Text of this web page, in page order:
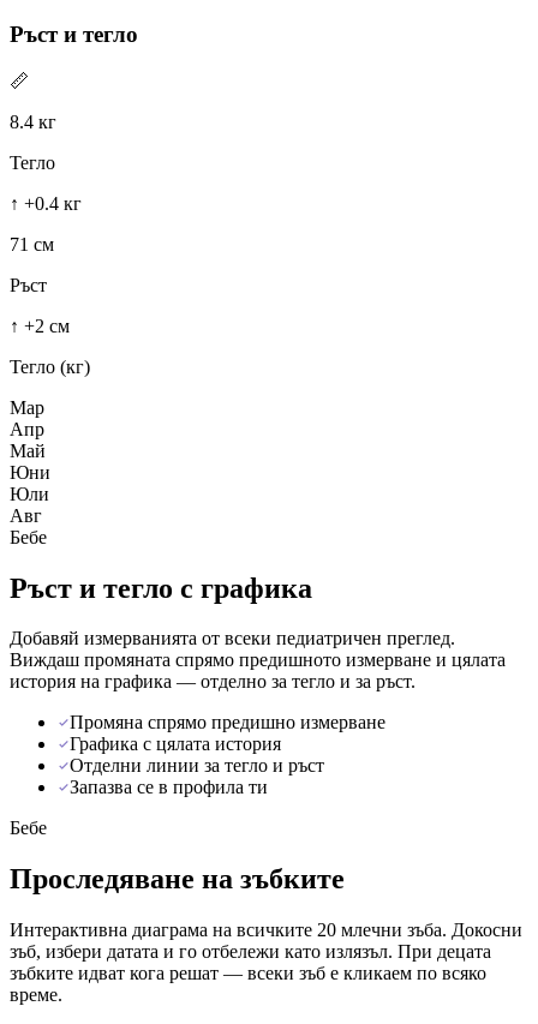
Ръст и тегло
📏
8.4 кг
Тегло
↑ +0.4 кг
71 см
Ръст
↑ +2 см
Тегло (кг)
Мар
Апр
Май
Юни
Юли
Авг
Бебе
Ръст и тегло с графика
Добавяй измерванията от всеки педиатричен преглед.
Виждаш промяната спрямо предишното измерване и цялата
история на графика — отделно за тегло и за ръст.
Промяна спрямо предишно измерване
Графика с цялата история
Отделни линии за тегло и ръст
Запазва се в профила ти
Бебе
Проследяване на зъбките
Интерактивна диаграма на всичките 20 млечни зъба. Докосни
зъб, избери датата и го отбележи като излязъл. При децата
зъбките идват кога решат — всеки зъб е кликаем по всяко
време.